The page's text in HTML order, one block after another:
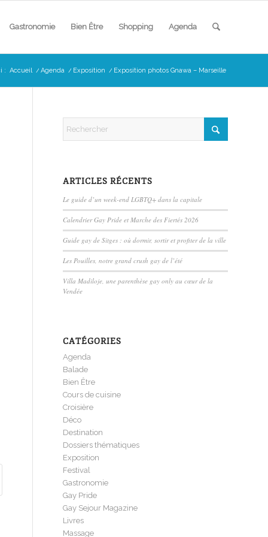
Gastronomie Bien Être Shopping Agenda
: Accueil / Agenda / Exposition / Exposition photos Gnawa – Marseille
ARTICLES RÉCENTS
Le guide d’un week-end LGBTQ+ dans la capitale
Calendrier Gay Pride et Marche des Fiertés 2026
Guide gay de Sitges : où dormir, sortir et profiter de la ville
Les Pouilles, notre grand crush gay de l’été
Villa Madiloje, une parenthèse gay only au cœur de la
Vendée
CATÉGORIES
Agenda
Balade
Bien Être
Cours de cuisine
Croisière
Déco
Destination
Dossiers thématiques
Exposition
Festival
Gastronomie
Gay Pride
Gay Sejour Magazine
Livres
Massage